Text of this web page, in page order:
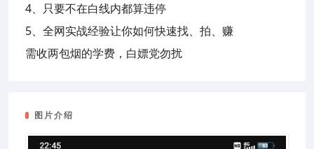
4、只要不在白线内都算违停
5、全网实战经验让你如何快速找、拍、赚
需收两包烟的学费，白嫖党勿扰
图片介绍